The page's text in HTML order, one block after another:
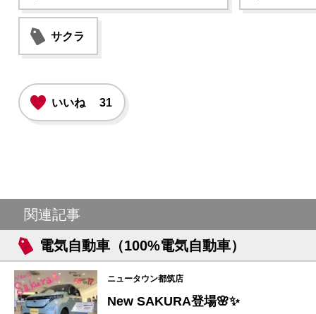
サクラ
いいね 31
関連記事
電気自動車（100%電気自動車）
ニュータウン都筑店
New SAKURA登場🌸✨